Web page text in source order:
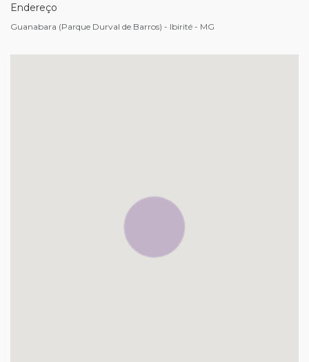
Endereço
Guanabara (Parque Durval de Barros) - Ibirité - MG